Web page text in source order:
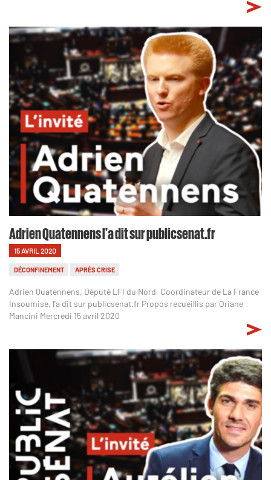
Adrien Quatennens l'a dit sur publicsenat.fr
15 AVRIL 2020
DÉCONFINEMENT APRÈS CRISE
Adrien Quatennens, Député LFI du Nord, Coordinateur de La France
Insoumise, l'a dit sur publicsenat.fr Propos recueillis par Oriane
Mancini Mercredi 15 avril 2020